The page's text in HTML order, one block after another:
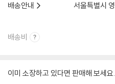
배송안내
서울특별시
배송비
이미 소장하고 있다면 판매해 보세요.